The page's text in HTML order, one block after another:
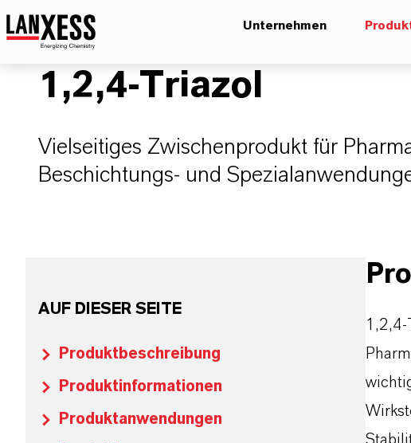
Unternehmen
1,2,4-Triazol
Vielseitiges Zwischenprodukt für
Beschichtungs- und
AUF DIESER SEITE
Produktbeschreibung
Produktinformationen
Produktanwendungen
1,2,4-